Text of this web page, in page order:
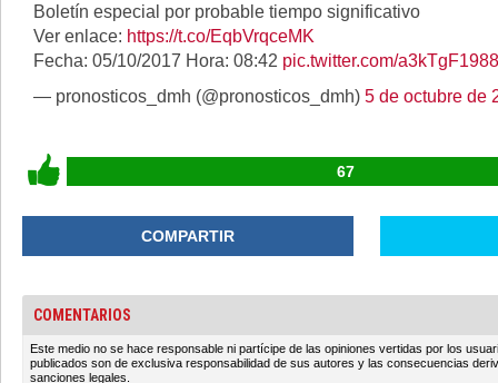
Boletín especial por probable tiempo significativo
Ver enlace: https://t.co/EqbVrqceMK
Fecha: 05/10/2017 Hora: 08:42 pic.twitter.com/a3kTgF1988
— pronosticos_dmh (@pronosticos_dmh) 5 de octubre de
67
COMPARTIR
COMENTARIOS
Este medio no se hace responsable ni partícipe de las opiniones vertidas por los
publicados son de exclusiva responsabilidad de sus autores y las consecuencias
sanciones legales.